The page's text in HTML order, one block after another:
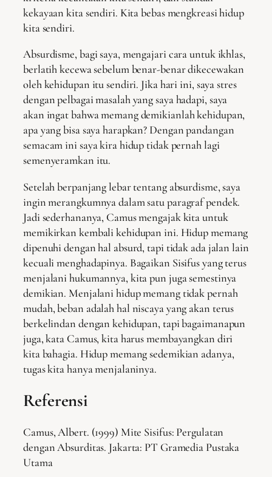
kekayaan kita sendiri. Kita bebas mengkreasi hidup
kita sendiri.
Absurdisme, bagi saya, mengajari cara untuk ikhlas,
berlatih kecewa sebelum benar-benar dikecewakan
oleh kehidupan itu sendiri. Jika hari ini, saya stres
dengan pelbagai masalah yang saya hadapi, saya
akan ingat bahwa memang demikianlah kehidupan,
apa yang bisa saya harapkan? Dengan pandangan
semacam ini saya kira hidup tidak pernah lagi
semenyeramkan itu.
Setelah berpanjang lebar tentang absurdisme, saya
ingin merangkumnya dalam satu paragraf pendek.
Jadi sederhananya, Camus mengajak kita untuk
memikirkan kembali kehidupan ini. Hidup memang
dipenuhi dengan hal absurd, tapi tidak ada jalan lain
kecuali menghadapinya. Bagaikan Sisifus yang terus
menjalani hukumannya, kita pun juga semestinya
demikian. Menjalani hidup memang tidak pernah
mudah, beban adalah hal niscaya yang akan terus
berkelindan dengan kehidupan, tapi bagaimanapun
juga, kata Camus, kita harus membayangkan diri
kita bahagia. Hidup memang sedemikian adanya,
tugas kita hanya menjalaninya.
Referensi
Camus, Albert. (1999) Mite Sisifus: Pergulatan
dengan Absurditas. Jakarta: PT Gramedia Pustaka
Utama